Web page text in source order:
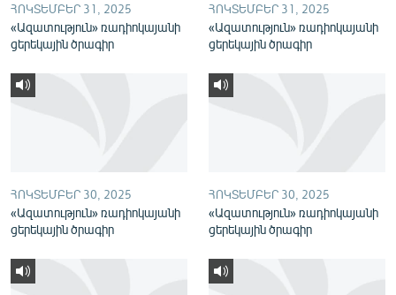
ՀԵՏԵՎԵՔ ՄԵԶ
ՀՈԿՏԵՄԲԵՐ 31, 2025
«Ազատություն» ռադիոկայանի
ցերեկային ծրագիր
ՀՈԿՏԵՄԲԵՐ 31, 2025
«Ազատություն» ռադիոկայանի
ցերեկային ծրագիր
ՀՈԿՏԵՄԲԵՐ 30, 2025
«Ազատություն» ռադիոկայանի
ցերեկային ծրագիր
ՀՈԿՏԵՄԲԵՐ 30, 2025
«Ազատություն» ռադիոկայանի
ցերեկային ծրագիր